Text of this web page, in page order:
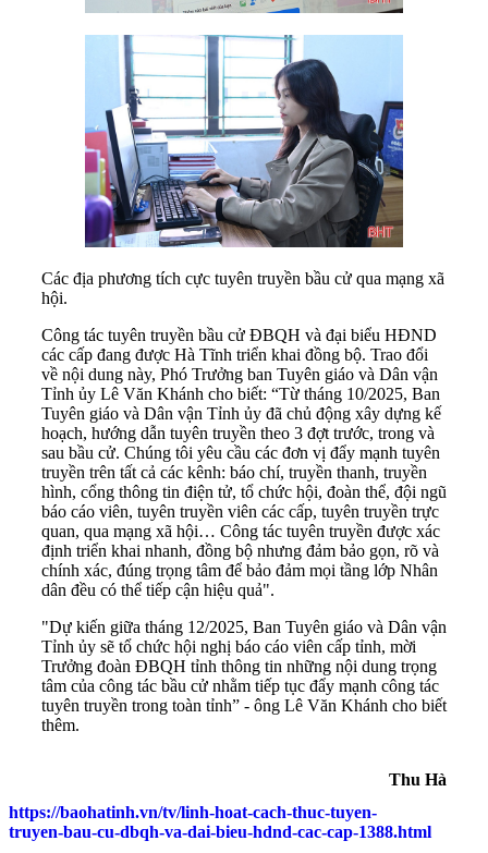
Các địa phương tích cực tuyên truyền bầu cử qua mạng xã
hội.
Công tác tuyên truyền bầu cử ĐBQH và đại biểu HĐND
các cấp đang được Hà Tĩnh triển khai đồng bộ. Trao đổi
về nội dung này, Phó Trưởng ban Tuyên giáo và Dân vận
Tỉnh ủy Lê Văn Khánh cho biết: “Từ tháng 10/2025, Ban
Tuyên giáo và Dân vận Tỉnh ủy đã chủ động xây dựng kế
hoạch, hướng dẫn tuyên truyền theo 3 đợt trước, trong và
sau bầu cử. Chúng tôi yêu cầu các đơn vị đẩy mạnh tuyên
truyền trên tất cả các kênh: báo chí, truyền thanh, truyền
hình, cổng thông tin điện tử, tổ chức hội, đoàn thể, đội ngũ
báo cáo viên, tuyên truyền viên các cấp, tuyên truyền trực
quan, qua mạng xã hội… Công tác tuyên truyền được xác
định triển khai nhanh, đồng bộ nhưng đảm bảo gọn, rõ và
chính xác, đúng trọng tâm để bảo đảm mọi tầng lớp Nhân
dân đều có thể tiếp cận hiệu quả".
"Dự kiến giữa tháng 12/2025, Ban Tuyên giáo và Dân vận
Tỉnh ủy sẽ tổ chức hội nghị báo cáo viên cấp tỉnh, mời
Trưởng đoàn ĐBQH tỉnh thông tin những nội dung trọng
tâm của công tác bầu cử nhằm tiếp tục đẩy mạnh công tác
tuyên truyền trong toàn tỉnh” - ông Lê Văn Khánh cho biết
thêm.
Thu Hà
https://baohatinh.vn/tv/linh-hoat-cach-thuc-tuyen-
truyen-bau-cu-dbqh-va-dai-bieu-hdnd-cac-cap-1388.html